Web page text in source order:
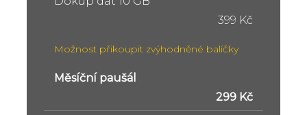
399 Kč
Možnost přikoupit zvýhodněné balíčky
Měsíční paušál
299 Kč